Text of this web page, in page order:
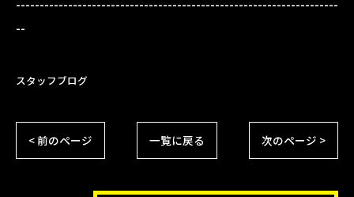
--------------------------------------------------------------------
--
スタッフブログ
< 前のページ 一覧に戻る 次のページ >